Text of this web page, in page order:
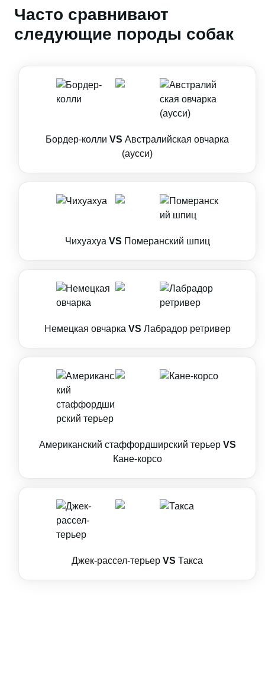
Часто сравнивают
следующие породы собак
Бордер-колли VS Австралийская овчарка
(аусси)
Чихуахуа VS Померанский шпиц
Немецкая овчарка VS Лабрадор ретривер
Американский стаффордширский терьер VS
Кане-корсо
Джек-рассел-терьер VS Такса